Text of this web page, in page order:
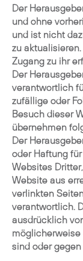
Der
und ohne
und ist nicht
zu
Zugang zu ihr
Der
verantwortlich
zufällige oder
Besuch dieser
übernehmen
Der
oder Haftung
Websites
Website aus
verlinkten
verantwortlich.
ausdrücklich
sind oder